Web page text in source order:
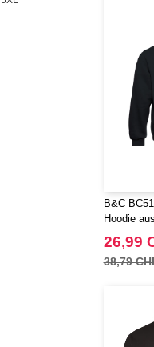
B&C
Hoodie
26,99
38,79